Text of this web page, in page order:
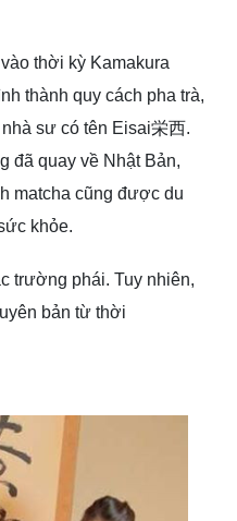
thời kỳ Kamakura
thành quy cách pha trà,
sư có tên Eisai栄西.
đã quay về Nhật Bản,
matcha cũng được du
khỏe.
trường phái. Tuy nhiên,
bản từ thời